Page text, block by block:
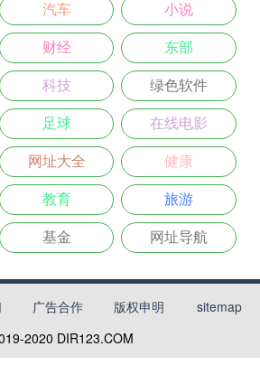
汽车 小说
财经 东部
科技 绿色软件
足球 在线电影
网址大全 健康
教育 旅游
基金 网址导航
广告合作 版权申明
sitemap
2020 DIR123.COM